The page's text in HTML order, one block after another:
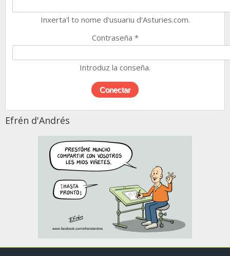
Inxerta'l to nome d'usuariu d'Asturies.com.
Contraseña *
Introduz la conseña.
Efrén d'Andrés